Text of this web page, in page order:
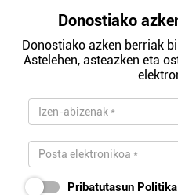
Donostiako
Donostiako azken berriak
Astelehen, asteazken eta
Pribatutasun Politika